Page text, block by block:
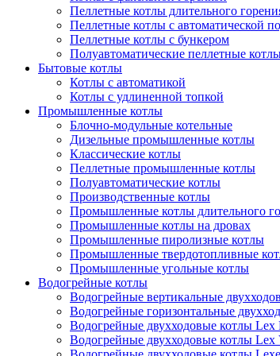
Пеллетные котлы длительного
Пеллетные котлы с автоматической
Пеллетные котлы с бункером
Полуавтоматические пеллетные
Бытовые котлы
Котлы с автоматикой
Котлы с удлиненной топкой
Промышленные котлы
Блочно-модульные котельные
Дизельные промышленные котлы
Классические котлы
Пеллетные промышленные котлы
Полуавтоматические котлы
Производственные котлы
Промышленные котлы длительного
Промышленные котлы на дровах
Промышленные пиролизные котлы
Промышленные твердотопливные
Промышленные угольные котлы
Водогрейные котлы
Водогрейные вертикальные
Водогрейные горизонтальные
Водогрейные двухходовые котлы Lex
Водогрейные двухходовые котлы Lex